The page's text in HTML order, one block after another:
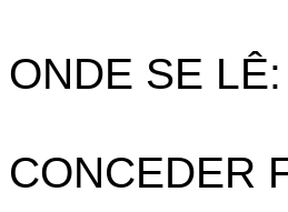
ONDE SE LÊ:
CONCEDER